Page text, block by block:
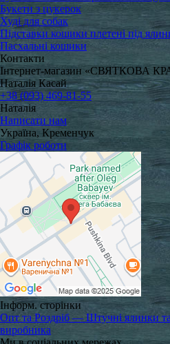
Букети з цукерок
Худі для собак
Підставки кошики плетені під
Пасхальні кошики
Контакти
Інтернет-магазин «СВЯТКОВА
Наталія Касай
+38 (093) 469-81-55
Наталія
Написати нам
Україна, Кременчук
Графік роботи
Інформ. сторінки
Опт та Роздріб — Штучні ялинки
виробника